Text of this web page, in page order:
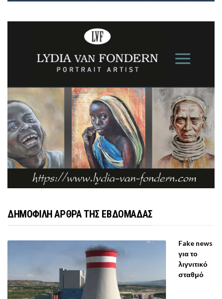
ΔΗΜΟΦΙΛΗ ΑΡΘΡΑ ΤΗΣ ΕΒΔΟΜΑΔΑΣ
Fake news
για το
λιγνιτικό
σταθμό